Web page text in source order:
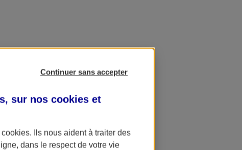
Continuer sans accepter
sur nos cookies et
cookies. Ils nous aident à traiter des
dans le respect de votre vie